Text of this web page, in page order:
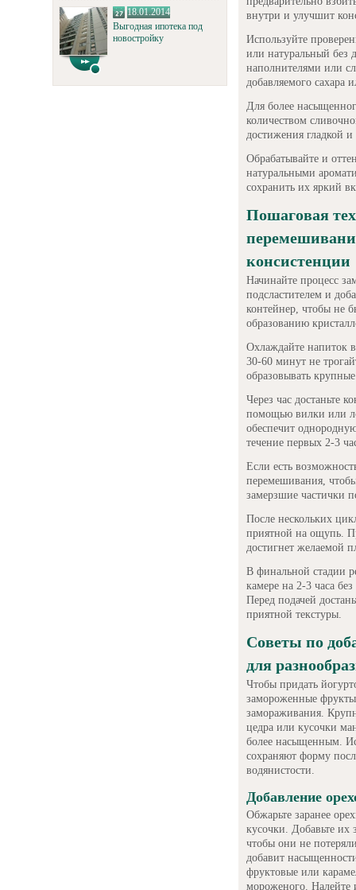
18.01.2014
Выгодная ипотека под
новостройку
внутри и улучшит
Используйте
или натуральный без
наполнителями или
добавляемого сахара
Для более
количеством
достижения гладкой
Обрабатывайте и
натуральными
сохранить их яркий
Пошаговая
консистенции
Начинайте процесс
подсластителем и
контейнер, чтобы не
образованию
Охлаждайте напиток
30-60 минут не
образовывать
Через час достаньте
помощью вилки или
обеспечит
течение первых 2-3
Если есть
перемешивания,
замерзшие частички
После нескольких
приятной на ощупь.
достигнет желаемой
В финальной стадии
камере на 2-3 часа
Перед подачей
приятной текстуры.
Советы по
для
Чтобы придать
замороженные
замораживания.
цедра или кусочки
более насыщенным.
сохраняют форму
водянистости.
Добавление
Обжарьте заранее
кусочки. Добавьте их
чтобы они не
добавит
фруктовые или
мороженого. Налейте